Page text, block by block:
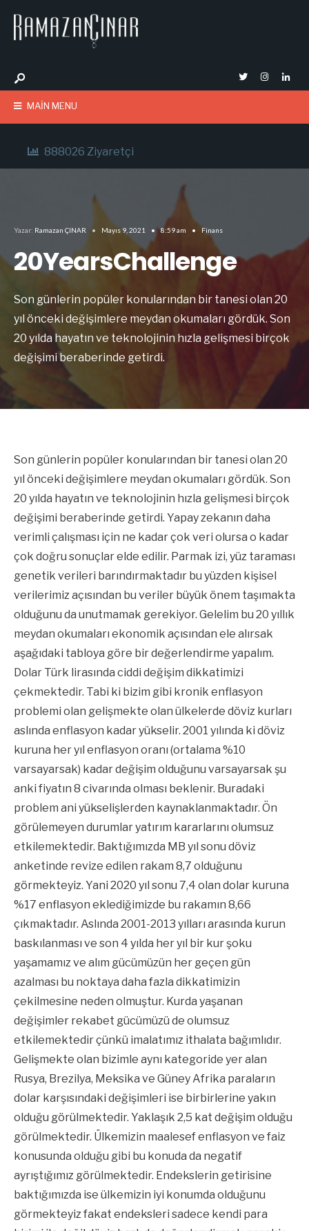
MAIN MENU
888026 Ziyaretçi
Yazar: Ramazan ÇINAR • Mayıs 9, 2021 • 8:59 am • Finans
20YearsChallenge
Son günlerin popüler konularından bir tanesi olan 20
yıl önceki değişimlere meydan okumaları gördük. Son
20 yılda hayatın ve teknolojinin hızla gelişmesi birçok
değişimi beraberinde getirdi.
Son günlerin popüler konularından bir tanesi olan 20
yıl önceki değişimlere meydan okumaları gördük. Son
20 yılda hayatın ve teknolojinin hızla gelişmesi birçok
değişimi beraberinde getirdi. Yapay zekanın daha
verimli çalışması için ne kadar çok veri olursa o kadar
çok doğru sonuçlar elde edilir. Parmak izi, yüz taraması
genetik verileri barındırmaktadır bu yüzden kişisel
verilerimiz açısından bu veriler büyük önem taşımakta
olduğunu da unutmamak gerekiyor. Gelelim bu 20 yıllık
meydan okumaları ekonomik açısından ele alırsak
aşağıdaki tabloya göre bir değerlendirme yapalım.
Dolar Türk lirasında ciddi değişim dikkatimizi
çekmektedir. Tabi ki bizim gibi kronik enflasyon
problemi olan gelişmekte olan ülkelerde döviz kurları
aslında enflasyon kadar yükselir. 2001 yılında ki döviz
kuruna her yıl enflasyon oranı (ortalama %10
varsayarsak) kadar değişim olduğunu varsayarsak şu
anki fiyatın 8 civarında olması beklenir. Buradaki
problem ani yükselişlerden kaynaklanmaktadır. Ön
görülemeyen durumlar yatırım kararlarını olumsuz
etkilemektedir. Baktığımızda MB yıl sonu döviz
anketinde revize edilen rakam 8,7 olduğunu
görmekteyiz. Yani 2020 yıl sonu 7,4 olan dolar kuruna
%17 enflasyon eklediğimizde bu rakamın 8,66
çıkmaktadır. Aslında 2001-2013 yılları arasında kurun
baskılanması ve son 4 yılda her yıl bir kur şoku
yaşamamız ve alım gücümüzün her geçen gün
azalması bu noktaya daha fazla dikkatimizin
çekilmesine neden olmuştur. Kurda yaşanan
değişimler rekabet gücümüzü de olumsuz
etkilemektedir çünkü imalatımız ithalata bağımlıdır.
Gelişmekte olan bizimle aynı kategoride yer alan
Rusya, Brezilya, Meksika ve Güney Afrika paraların
dolar karşısındaki değişimleri ise birbirlerine yakın
olduğu görülmektedir. Yaklaşık 2,5 kat değişim olduğu
görülmektedir. Ülkemizin maalesef enflasyon ve faiz
konusunda olduğu gibi bu konuda da negatif
ayrıştığımız görülmektedir. Endekslerin getirisine
baktığımızda ise ülkemizin iyi konumda olduğunu
görmekteyiz fakat endeksleri sadece kendi para